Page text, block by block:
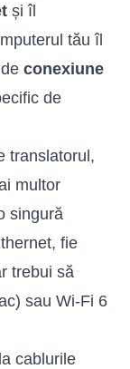
și îl
tău îl
conexiune
de
translatorul,
multor
singură
fie
trebui să
sau Wi-Fi 6
cablurile